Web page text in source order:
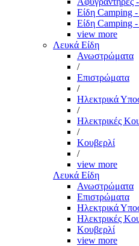
Είδη Camping
Είδη Camping
view more
Λευκά Είδη
Ανωστρώματα
/
Επιστρώματα
/
Ηλεκτρικά
/
Ηλεκτρικές
/
Κουβερλί
/
view more
Λευκά Είδη
Ανωστρώματα
Επιστρώματα
Ηλεκτρικά
Ηλεκτρικές
Κουβερλί
view more